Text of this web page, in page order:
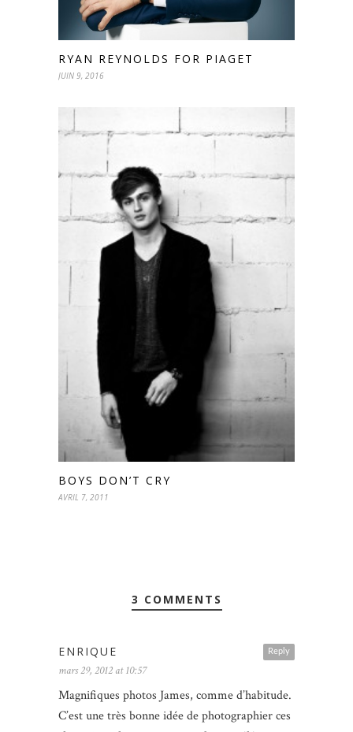
RYAN REYNOLDS FOR PIAGET
JUIN 9, 2016
BOYS DON’T CRY
AVRIL 7, 2011
3 COMMENTS
Reply
ENRIQUE
mars 29, 2012 at 10:57
Magnifiques photos James, comme d’habitude.
C’est une très bonne idée de photographier ces